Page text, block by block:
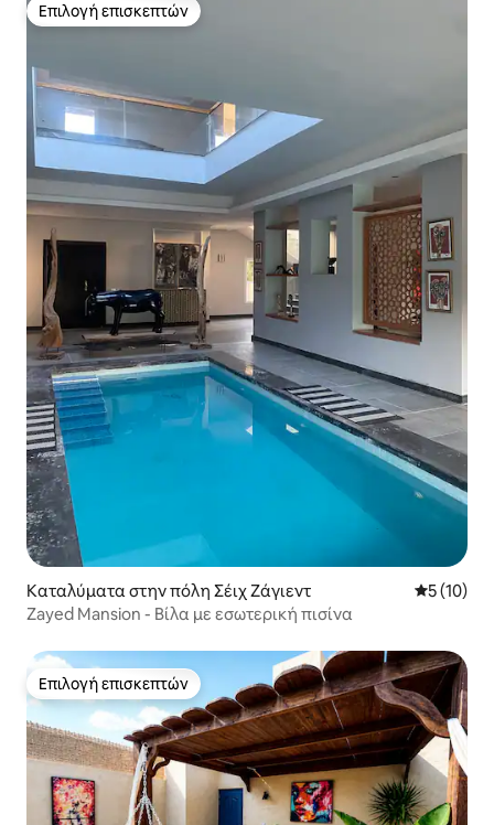
Επιλογή επισκεπτών
Επιλογή επισκεπτών
Καταλύματα στην πόλη Σέιχ Ζάγιεντ Μέση
5 (10)
Zayed Mansion - Βίλα με εσωτερική πισίνα
Επιλογή επισκεπτών
Επιλογή επισκεπτών